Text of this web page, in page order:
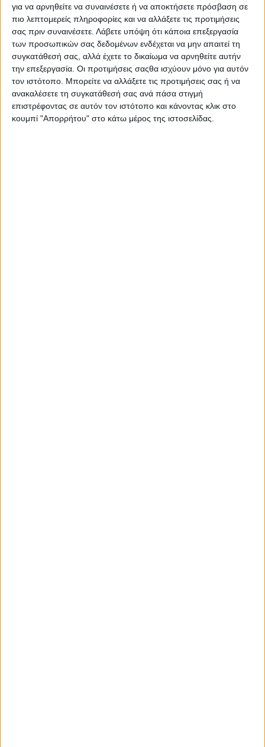
για να αρνηθείτε να συναινέσετε ή να αποκτήσετε πρόσβαση σε
πιο λεπτομερείς πληροφορίες και να αλλάξετε τις προτιμήσεις
σας πριν συναινέσετε. Λάβετε υπόψη ότι κάποια επεξεργασία
των προσωπικών σας δεδομένων ενδέχεται να μην απαιτεί τη
συγκατάθεσή σας, αλλά έχετε το δικαίωμα να αρνηθείτε αυτήν
την επεξεργασία. Οι προτιμήσεις σαςθα ισχύουν μόνο για αυτόν
τον ιστότοπο. Μπορείτε να αλλάξετε τις προτιμήσεις σας ή να
ανακαλέσετε τη συγκατάθεσή σας ανά πάσα στιγμή
επιστρέφοντας σε αυτόν τον ιστότοπο και κάνοντας κλικ στο
κουμπί "Απορρήτου" στο κάτω μέρος της ιστοσελίδας.
«Μέλημα μας είναι ο έγκαιρος σχεδιασμός
των δρομολογίων και η ολοκλήρωση των
διαδικασιών προκειμένου το έργο της
μεταφοράς των μαθητών να ξεκινήσει
απρόσκοπτα από την πρώτη κιόλας ημέρα της
νέας σχολικής χρονιάς. Για μια ακόμα φορά
καταφέραμε όλες οι απαραίτητες ενέργειες
να έχουν ολοκληρωθεί έγκαιρα και πριν την